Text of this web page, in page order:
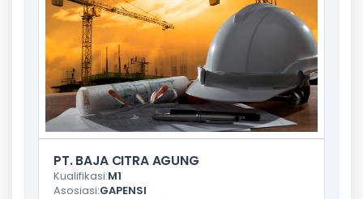
PT. BAJA CITRA AGUNG
Kualifikasi:M1
Asosiasi:GAPENSI